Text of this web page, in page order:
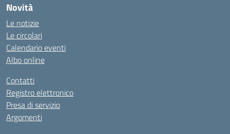
Novità
Le notizie
Le circolari
Calendario eventi
Albo online
Contatti
Registro elettronico
Presa di servizio
Argomenti